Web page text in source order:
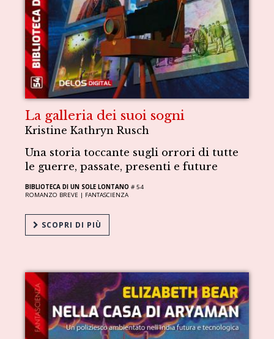
La galleria dei suoi sogni
Kristine Kathryn Rusch
Una storia toccante sugli orrori di tutte
le guerre, passate, presenti e future
BIBLIOTECA DI UN SOLE LONTANO # 54
ROMANZO BREVE | FANTASCIENZA
SCOPRI DI PIÙ